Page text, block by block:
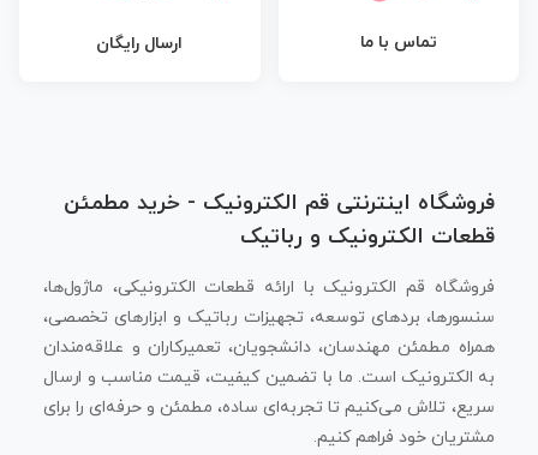
تماس با ما ارسال رایگان
فروشگاه اینترنتی قم الکترونیک - خرید مطمئن
قطعات الکترونیک و رباتیک
فروشگاه قم الکترونیک با ارائه قطعات الکترونیکی، ماژول‌ها،
سنسورها، بردهای توسعه، تجهیزات رباتیک و ابزارهای تخصصی،
همراه مطمئن مهندسان، دانشجویان، تعمیرکاران و علاقه‌مندان
به الکترونیک است. ما با تضمین کیفیت، قیمت مناسب و ارسال
سریع، تلاش می‌کنیم تا تجربه‌ای ساده، مطمئن و حرفه‌ای را برای
مشتریان خود فراهم کنیم.